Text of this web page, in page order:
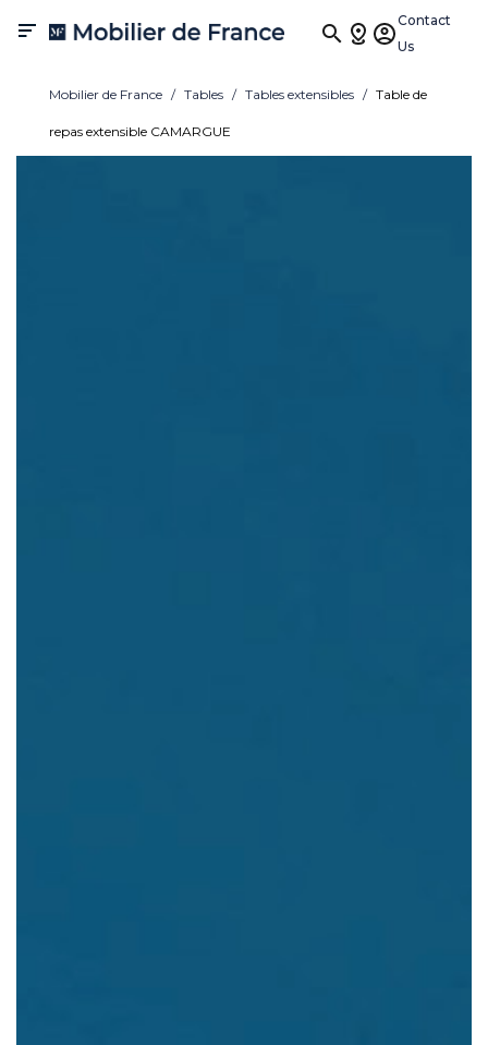

Contact
Us
Mobilier de France Tables Tables extensibles Table de
repas extensible CAMARGUE